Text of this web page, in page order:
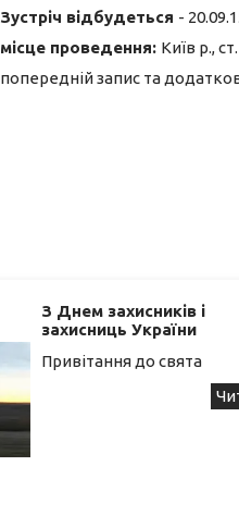
Зустріч відбудеться -
місце проведення: Київ р.,
попередній запис та
З Днем захисників і
захисниць України
Привітання до свята